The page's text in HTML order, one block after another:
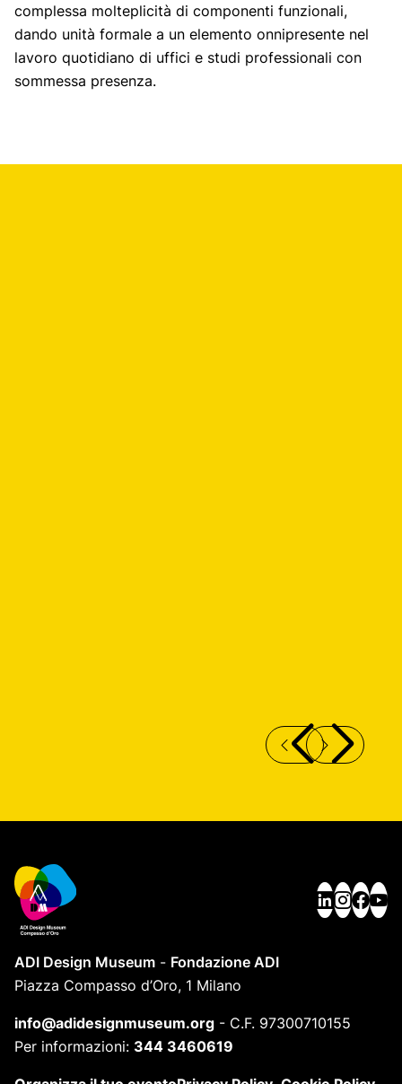
complessa molteplicità di componenti funzionali,
dando unità formale a un elemento onnipresente nel
lavoro quotidiano di uffici e studi professionali con
sommessa presenza.
APPARECCHIO PER FAX “OFX 420”
ADI Design Museum - Fondazione ADI
Piazza Compasso d’Oro, 1 Milano
info@adidesignmuseum.org - C.F. 97300710155
Per informazioni: 344 3460619